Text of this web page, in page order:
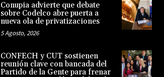
Conupia advierte que debate
sobre Codelco abre puerta a
nueva ola de privatizaciones
5 Agosto, 2026
CONFECH y CUT sostienen
reunión clave con bancada del
Partido de la Gente para frenar